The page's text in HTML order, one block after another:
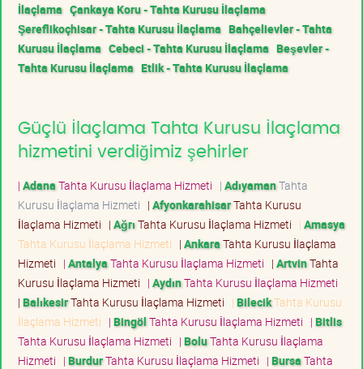
İlaçlama Çankaya Koru - Tahta Kurusu İlaçlama
Şereflikoçhisar - Tahta Kurusu İlaçlama Bahçelievler - Tahta
Kurusu İlaçlama Cebeci - Tahta Kurusu İlaçlama Beşevler -
Tahta Kurusu İlaçlama Etlik - Tahta Kurusu İlaçlama
Güçlü İlaçlama Tahta Kurusu İlaçlama
hizmetini verdiğimiz şehirler
| AdanaTahta Kurusu İlaçlama Hizmeti | AdıyamanTahta
Kurusu İlaçlama Hizmeti | AfyonkarahisarTahta Kurusu
İlaçlama Hizmeti | AğrıTahta Kurusu İlaçlama Hizmeti | Amasya
Tahta Kurusu İlaçlama Hizmeti | AnkaraTahta Kurusu İlaçlama
Hizmeti | AntalyaTahta Kurusu İlaçlama Hizmeti | ArtvinTahta
Kurusu İlaçlama Hizmeti | AydınTahta Kurusu İlaçlama Hizmeti
| BalıkesirTahta Kurusu İlaçlama Hizmeti | BilecikTahta Kurusu
İlaçlama Hizmeti | BingölTahta Kurusu İlaçlama Hizmeti | Bitlis
Tahta Kurusu İlaçlama Hizmeti | BoluTahta Kurusu İlaçlama
Hizmeti | BurdurTahta Kurusu İlaçlama Hizmeti | BursaTahta